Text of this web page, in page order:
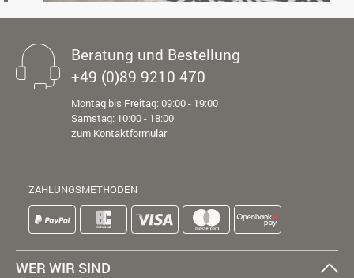
Beratung und Bestellung
+49 (0)89 9210 470
Montag bis Freitag: 09:00 - 19:00
Samstag: 10:00 - 18:00
zum Kontaktformular
ZAHLUNGSMETHODEN
WER WIR SIND